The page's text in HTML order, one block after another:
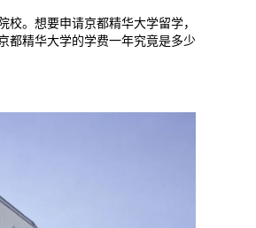
校。想要申请京都精华大学留学，
都精华大学的学费一年究竟是多少